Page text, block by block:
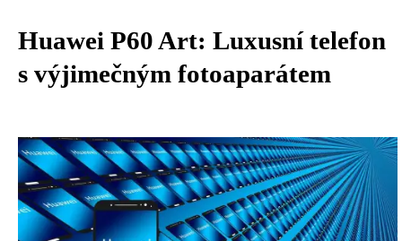
Huawei P60 Art: Luxusní telefon
s výjimečným fotoaparátem